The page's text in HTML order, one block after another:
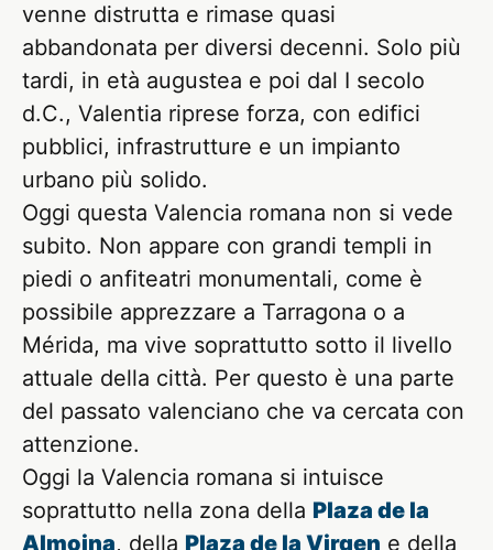
venne distrutta e rimase quasi
abbandonata per diversi decenni. Solo più
tardi, in età augustea e poi dal I secolo
d.C., Valentia riprese forza, con edifici
pubblici, infrastrutture e un impianto
urbano più solido.
Oggi questa Valencia romana non si vede
subito. Non appare con grandi templi in
piedi o anfiteatri monumentali, come è
possibile apprezzare a Tarragona o a
Mérida, ma vive soprattutto sotto il livello
attuale della città. Per questo è una parte
del passato valenciano che va cercata con
attenzione.
Oggi la Valencia romana si intuisce
soprattutto nella zona della Plaza de la
Almoina, della Plaza de la Virgen e della